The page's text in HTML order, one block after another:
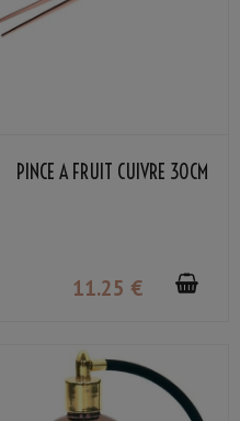
PINCE À FRUIT CUIVRE 30CM
11.25 €